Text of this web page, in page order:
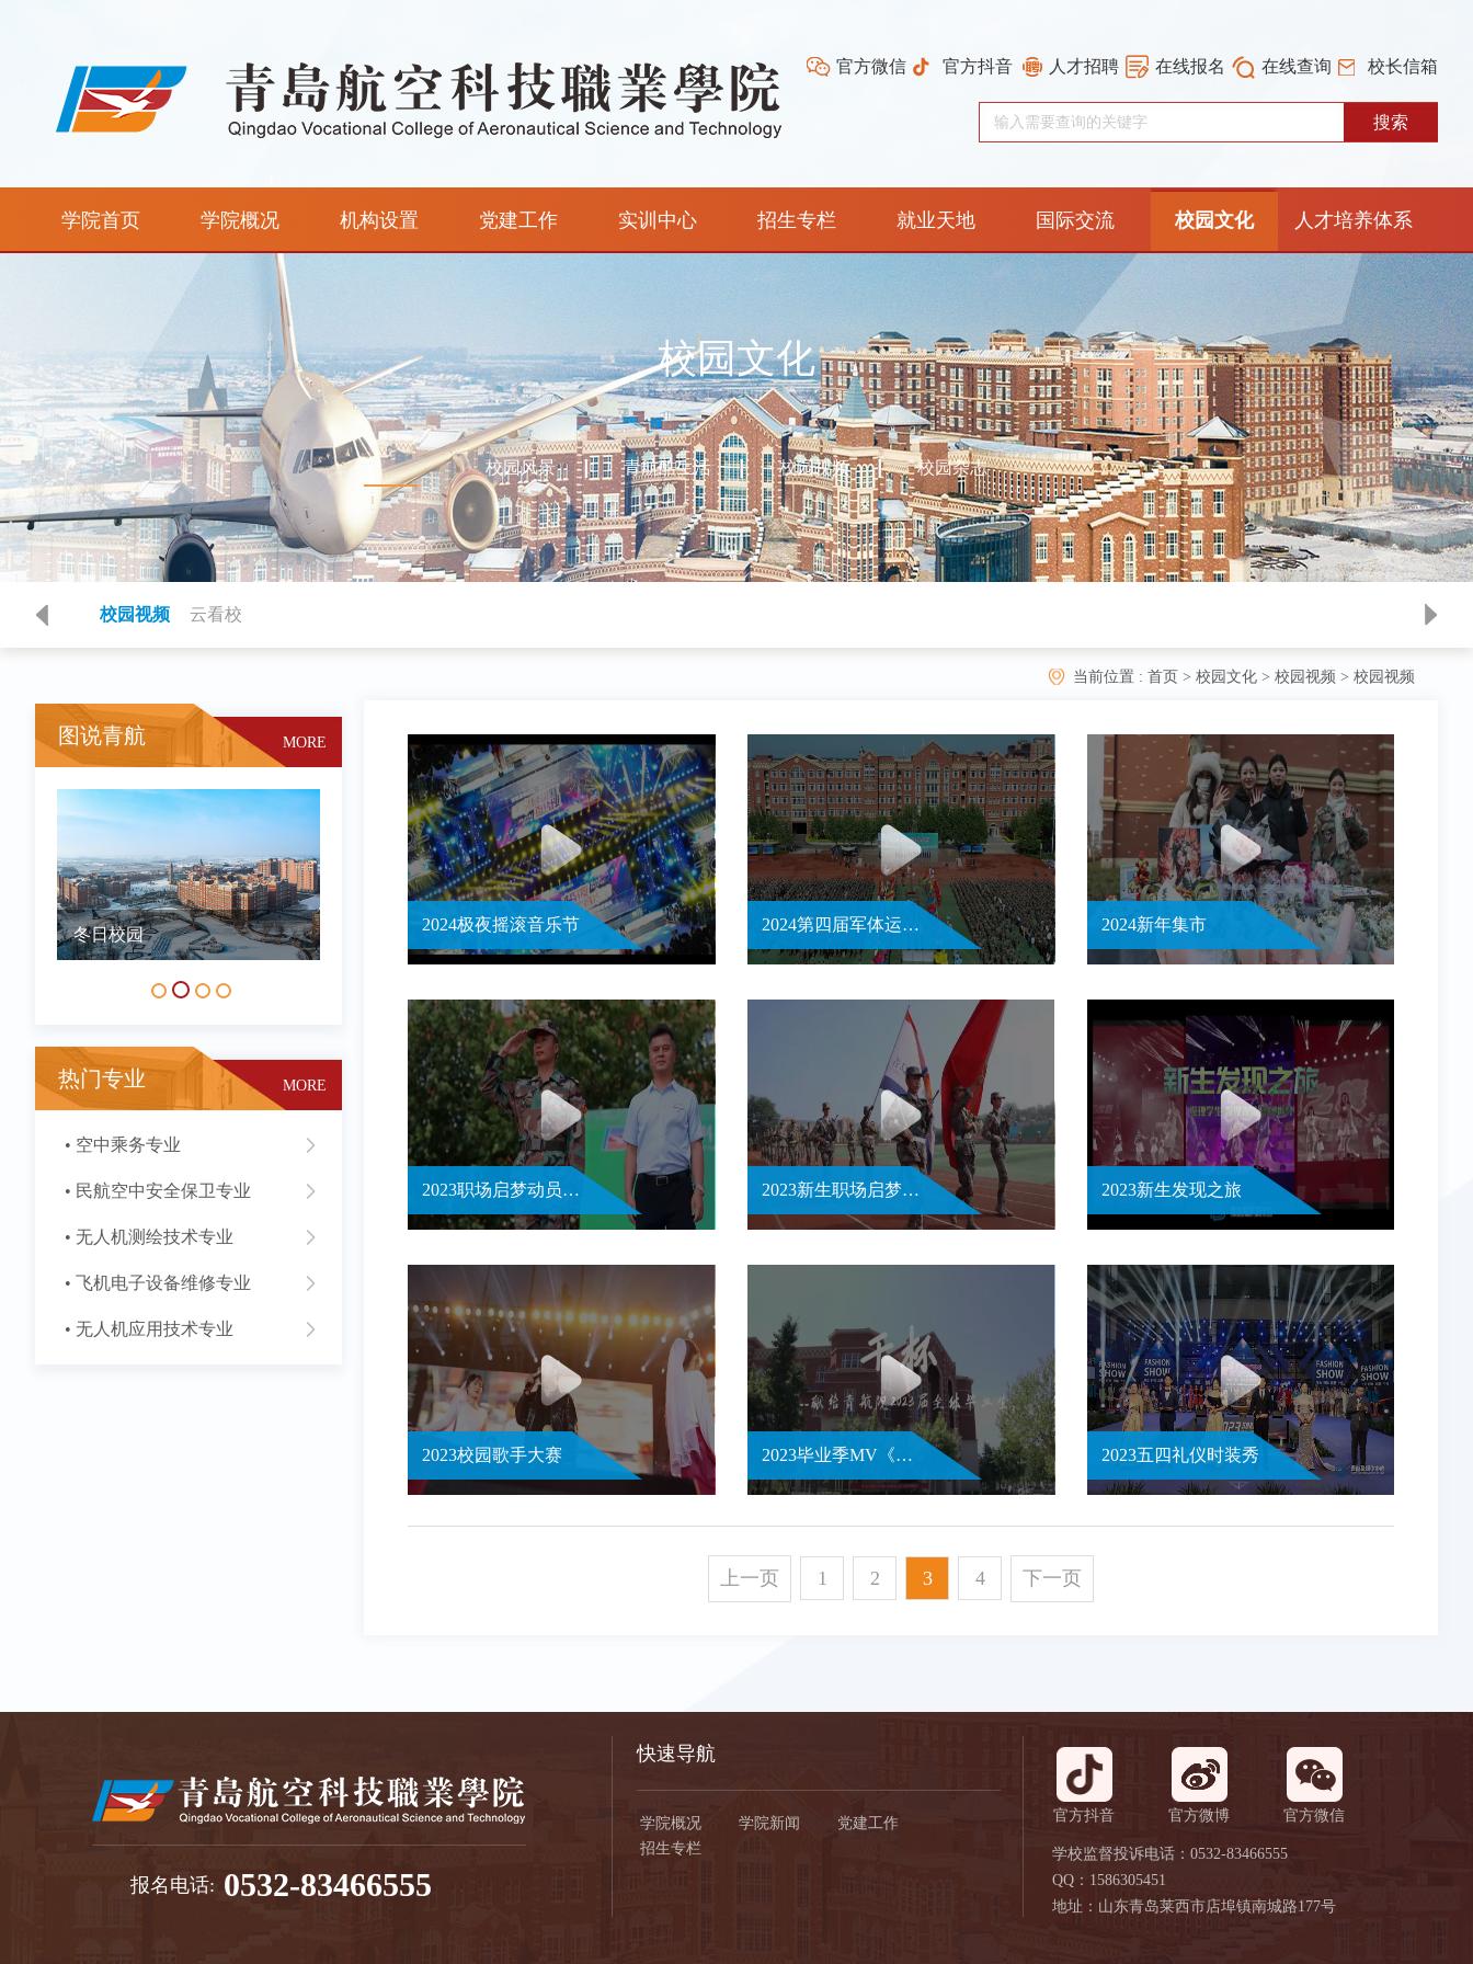
校长信箱
在线查询
在线报名
人才招聘
官方抖音
官方微信
学院首页 学院概况 机构设置 党建工作 实训中心 招生专栏 就业天地 国际交流 校园文化 人才培养体系
重构工作专栏
校园文化
校园风景 青航酷生活 校园视频 校园杂志
校园视频 云看校
图说青航 MORE
秋日校园
热门专业 MORE
• 空中乘务专业
• 民航空中安全保卫专业
• 无人机测绘技术专业
• 飞机电子设备维修专业
• 无人机应用技术专业
当前位置 : 首页 > 校园文化> 校园视频 > 校园视频
2024极夜摇滚音乐节 2024第四届军体运动会 2024新年集市
2023职场启梦动员大会 2023新生职场启梦军事训练汇报表演 2023新生发现之旅
2023校园歌手大赛 2023毕业季MV《干杯》 2023五四礼仪时装秀
上一页 1 2 3 4 下一页
报名电话: 0532-83466555
快速导航
学院概况 学院新闻
党建工作
招生专栏
官方抖音 官方微博 官方微信
学校监督投诉电话：0532-83466555
QQ：1586305451
地址：山东青岛莱西市店埠镇南城路177号